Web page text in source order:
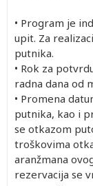
• Program je
upit. Za
putnika.
• Rok za
radna dana od
• Promena
putnika, kao i
se otkazom
troškovima
aranžmana
rezervacija se